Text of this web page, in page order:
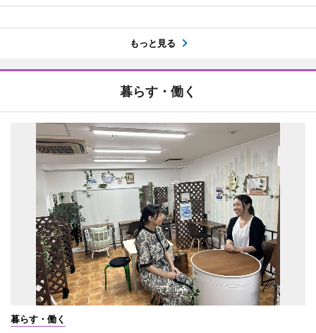
もっと見る
暮らす・働く
暮らす・働く